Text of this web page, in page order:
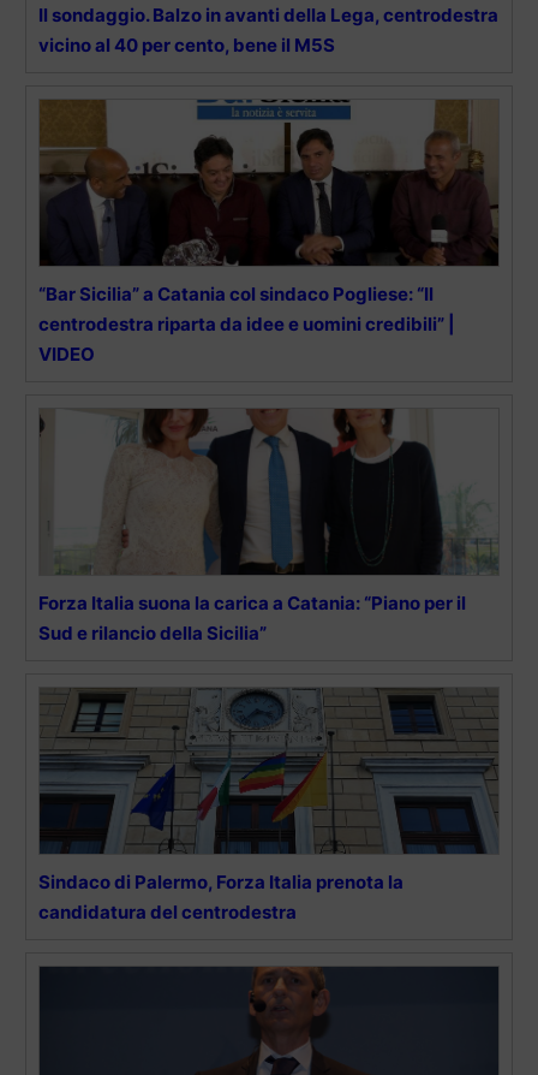
Il sondaggio. Balzo in avanti della Lega, centrodestra
vicino al 40 per cento, bene il M5S
“Bar Sicilia” a Catania col sindaco Pogliese: “Il
centrodestra riparta da idee e uomini credibili” |
VIDEO
Forza Italia suona la carica a Catania: “Piano per il
Sud e rilancio della Sicilia”
Sindaco di Palermo, Forza Italia prenota la
candidatura del centrodestra